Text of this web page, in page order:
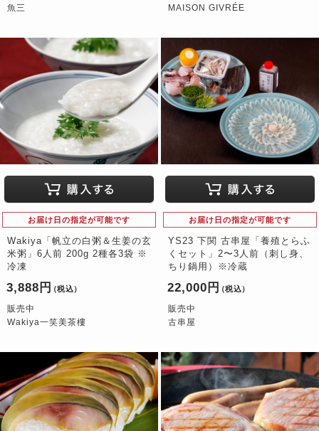
魚三 MAISON GIVRÉE
お届け日の指定が可能です
Wakiya「帆立の白粥＆生姜の玄
米粥」6人前 200g 2種各3袋 ※
冷凍
3,888円 （税込）
販売中
Wakiya一笑美茶樓
お届け日の指定が可能です
YS23 下関 古串屋「養殖とらふ
くセット」2〜3人前（刺し身、
ちり鍋用）※冷蔵
22,000円 （税込）
販売中
古串屋